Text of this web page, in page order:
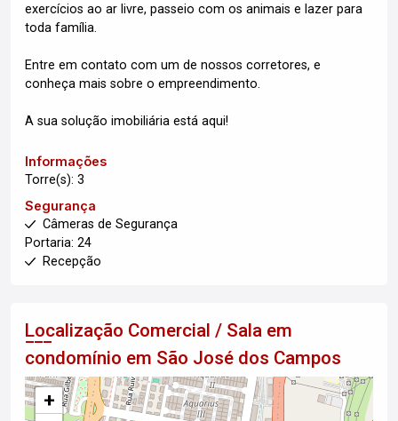
exercícios ao ar livre, passeio com os animais e lazer para
toda família.
Entre em contato com um de nossos corretores, e
conheça mais sobre o empreendimento.
A sua solução imobiliária está aqui!
Informações
Torre(s): 3
Segurança
Câmeras de Segurança
Portaria: 24
Recepção
Localização Comercial / Sala em
condomínio em São José dos Campos
+